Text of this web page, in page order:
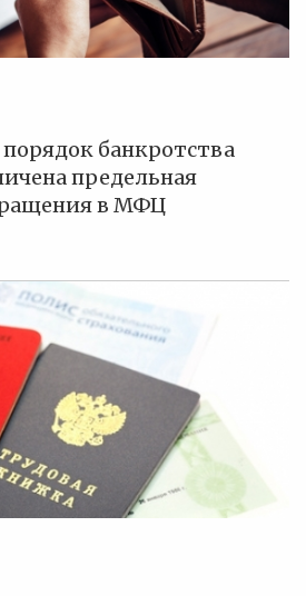
банкротства
предельная
в МФЦ